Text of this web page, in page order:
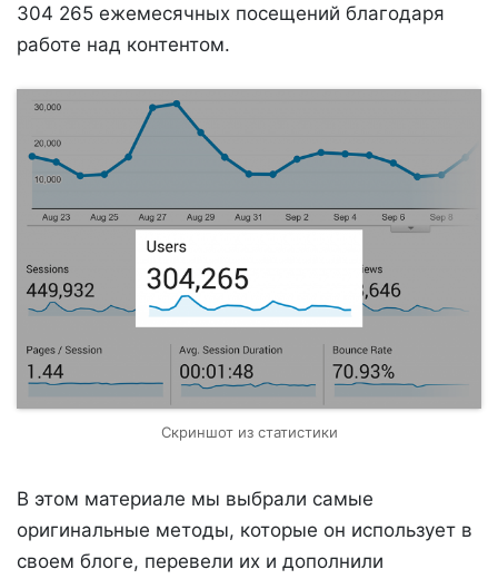
304 265 ежемесячных посещений благодаря
работе над контентом.
Скриншот из статистики
В этом материале мы выбрали самые
оригинальные методы, которые он использует в
своем блоге, перевели их и дополнили